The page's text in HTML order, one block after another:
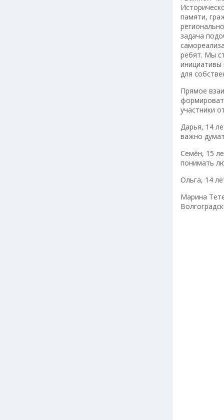
памяти,
задача
ребят. Мы
инициативы
для
Прямое
участники
Дарья, 14
важно
Семён, 15
понимать
Ольга, 14
Марина